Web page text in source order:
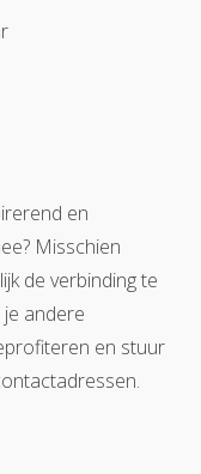
en
Misschien
de verbinding te
andere
en stuur